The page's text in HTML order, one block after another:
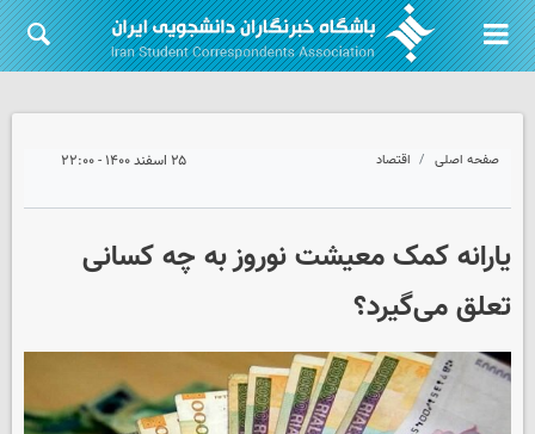
صفحه اصلی اقتصاد ۲۵ اسفند ۱۴۰۰ - ۲۲:۰۰
یارانه کمک معیشت نوروز به چه کسانی
تعلق می‌گیرد؟